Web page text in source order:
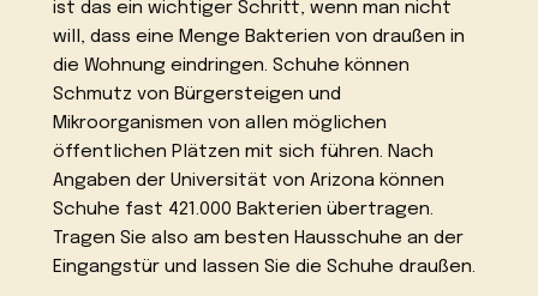
ist das ein wichtiger Schritt, wenn man nicht
will, dass eine Menge Bakterien von draußen in
die Wohnung eindringen. Schuhe können
Schmutz von Bürgersteigen und
Mikroorganismen von allen möglichen
öffentlichen Plätzen mit sich führen. Nach
Angaben der Universität von Arizona können
Schuhe fast 421.000 Bakterien übertragen.
Tragen Sie also am besten Hausschuhe an der
Eingangstür und lassen Sie die Schuhe draußen.